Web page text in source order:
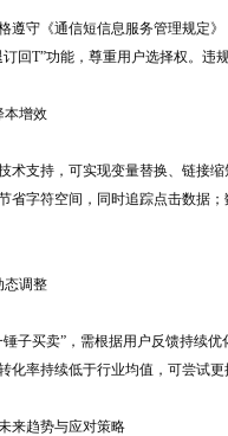
遵守《通信短信息服务管理规定
订回T”功能，尊重用户选择权。
本增效
术支持，可实现变量替换、链接
省字符空间，同时追踪点击数据
态调整
锤子买卖”，需根据用户反馈持续
化率持续低于行业均值，可尝试
来趋势与应对策略